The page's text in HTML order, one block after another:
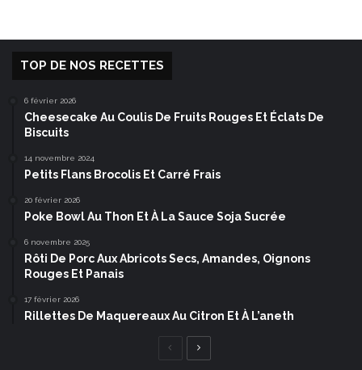
TOP DE NOS RECETTES
6 février 2026
Cheesecake Au Coulis De Fruits Rouges Et Éclats De
Biscuits
14 novembre 2024
Petits Flans Brocolis Et Carré Frais
20 février 2026
Poke Bowl Au Thon Et À La Sauce Soja Sucrée
6 novembre 2025
Rôti De Porc Aux Abricots Secs, Amandes, Oignons
Rouges Et Panais
17 février 2026
Rillettes De Maquereaux Au Citron Et À L’aneth
Page